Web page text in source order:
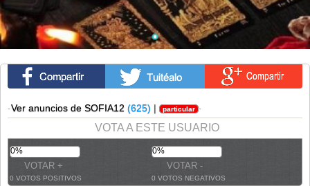
·Ver anuncios de SOFIA12 (625) | particular ·
VOTA A ESTE USUARIO
0%
0 VOTOS POSITIVOS
0%
0 VOTOS NEGATIVOS